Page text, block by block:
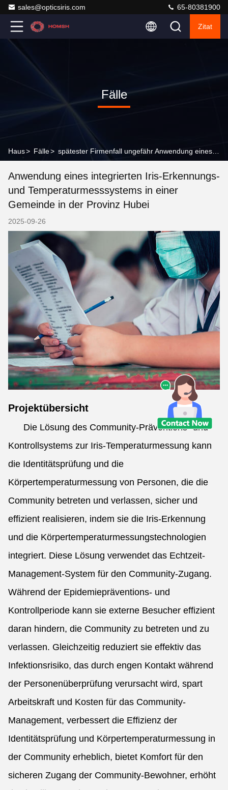
sales@opticsiris.com 65-80381900
Zitat
Fälle
Haus> Fälle>
Anwendung eines integrierten Iris-Erkennungs-
und Temperaturmesssystems in einer
Gemeinde in der Provinz Hubei
2025-09-26
Projektübersicht
Die Lösung des Community-Präventions- und
Kontrollsystems zur Iris-Temperaturmessung kann
die Identitätsprüfung und die
Körpertemperaturmessung von Personen, die die
Community betreten und verlassen, sicher und
effizient realisieren, indem sie die Iris-Erkennung
und die Körpertemperaturmessungstechnologien
integriert. Diese Lösung verwendet das Echtzeit-
Management-System für den Community-Zugang.
Während der Epidemiepräventions- und
Kontrollperiode kann sie externe Besucher effizient
daran hindern, die Community zu betreten und zu
verlassen. Gleichzeitig reduziert sie effektiv das
Infektionsrisiko, das durch engen Kontakt während
der Personenüberprüfung verursacht wird, spart
Arbeitskraft und Kosten für das Community-
Management, verbessert die Effizienz der
Identitätsprüfung und Körpertemperaturmessung in
der Community erheblich, bietet Komfort für den
sicheren Zugang der Community-Bewohner, erhöht